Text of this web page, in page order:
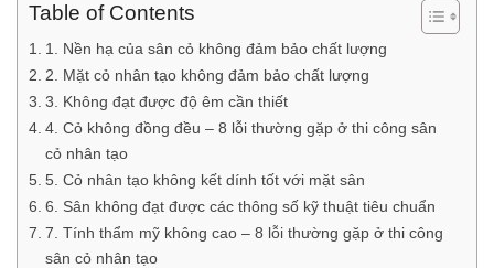
Table of Contents
1. Nền hạ của sân cỏ không đảm bảo chất lượng
2. Mặt cỏ nhân tạo không đảm bảo chất lượng
3. Không đạt được độ êm cần thiết
4. Cỏ không đồng đều – 8 lỗi thường gặp ở thi công sân
cỏ nhân tạo
5. Cỏ nhân tạo không kết dính tốt với mặt sân
6. Sân không đạt được các thông số kỹ thuật tiêu chuẩn
7. Tính thẩm mỹ không cao – 8 lỗi thường gặp ở thi công
sân cỏ nhân tạo